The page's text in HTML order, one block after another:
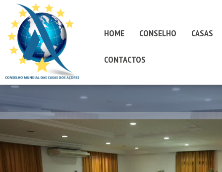
HOME CONSELHO CASAS
CONTACTOS